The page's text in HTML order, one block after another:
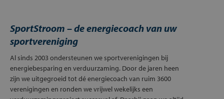
Mijn SportStroom
SportStroom – de energiecoach van uw
sportvereniging
Al sinds 2003 ondersteunen we sportverenigingen bij
energiebesparing en verduurzaming. Door de jaren heen
zijn we uitgegroeid tot dé energiecoach van ruim 3600
verenigingen en ronden we vrijwel wekelijks een